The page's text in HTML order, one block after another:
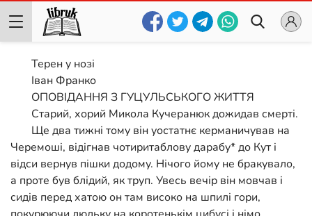
Терен у нозі
Іван Франко
ОПОВІДАННЯ З ГУЦУЛЬСЬКОГО ЖИТТЯ
Старий, хорий Микола Кучеранюк дожидав смерті.
Ще два тижні тому він уостатнє керманичував на
Черемоші, відігнав чотиритаблову дарабу* до Кут і
відси вернув пішки додому. Нічого йому не бракувало,
а проте був блідий, як труп. Увесь вечір він мовчав і
сидів перед хатою он там високо на шпилі гори,